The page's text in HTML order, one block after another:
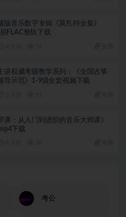
版音乐数字专辑《莫扎特全集》
FLAC整轨下载
讲权威考级教学系列：《全国古筝
导示范》1-9级全套视频下载
课：从入门到进阶的音乐大师课》
下载
考公